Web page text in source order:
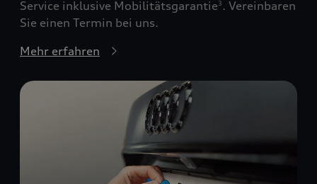
Service inklusive Mobilitätsgarantie3 . Vereinbaren
Sie einen Termin bei uns.
Mehr erfahren